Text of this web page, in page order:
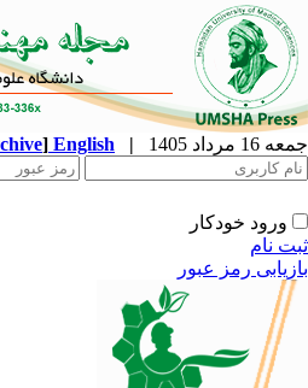
جمعه 16 مرداد 1405 |
English
]
ورود خودکار
ثبت نام
بازیابی رمز عبور